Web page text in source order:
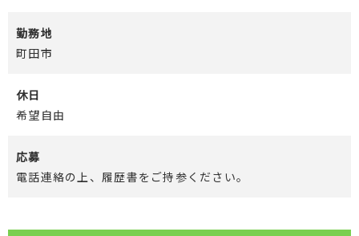
勤務地
町田市
休日
希望自由
応募
電話連絡の上、履歴書をご持参ください。